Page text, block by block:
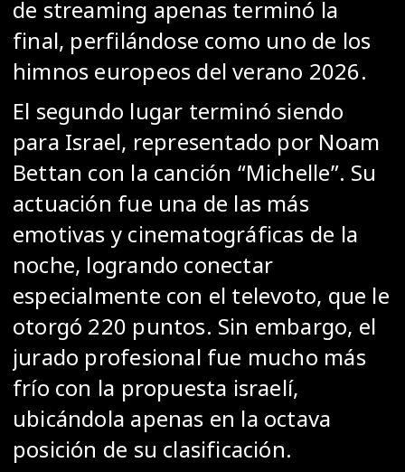
de streaming apenas terminó la
final, perfilándose como uno de los
himnos europeos del verano 2026.
El segundo lugar terminó siendo
para Israel, representado por Noam
Bettan con la canción “Michelle”. Su
actuación fue una de las más
emotivas y cinematográficas de la
noche, logrando conectar
especialmente con el televoto, que le
otorgó 220 puntos. Sin embargo, el
jurado profesional fue mucho más
frío con la propuesta israelí,
ubicándola apenas en la octava
posición de su clasificación.